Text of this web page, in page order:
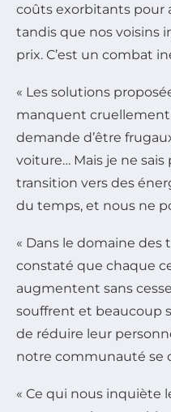
coûts exorbitants pour
tandis que nos voisins
prix. C’est un combat
« Les solutions
manquent cruellement
demande d’être
voiture… Mais je ne sais
transition vers des
du temps, et nous ne
« Dans le domaine des
constaté que chaque
augmentent sans
souffrent et beaucoup
de réduire leur
notre communauté se
« Ce qui nous inquiète